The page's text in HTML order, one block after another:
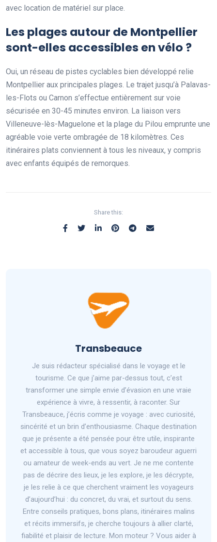
avec location de matériel sur place.
Les plages autour de Montpellier
sont-elles accessibles en vélo ?
Oui, un réseau de pistes cyclables bien développé relie
Montpellier aux principales plages. Le trajet jusqu’à Palavas-
les-Flots ou Carnon s’effectue entièrement sur voie
sécurisée en 30-45 minutes environ. La liaison vers
Villeneuve-lès-Maguelone et la plage du Pilou emprunte une
agréable voie verte ombragée de 18 kilomètres. Ces
itinéraires plats conviennent à tous les niveaux, y compris
avec enfants équipés de remorques.
Share this:
Transbeauce
Je suis rédacteur spécialisé dans le voyage et le
tourisme. Ce que j’aime par-dessus tout, c’est
transformer une simple envie d’évasion en une vraie
expérience à vivre, à ressentir, à raconter. Sur
Transbeauce, j’écris comme je voyage : avec curiosité,
sincérité et un brin d’enthousiasme. Chaque destination
que je présente a été pensée pour être utile, inspirante
et accessible à tous, que vous soyez baroudeur aguerri
ou amateur de week-ends au vert. Je ne me contente
pas de décrire des lieux, je les explore, je les décrypte,
je les relie à ce que cherchent vraiment les voyageurs
d’aujourd’hui : du concret, du vrai, et surtout du sens.
Entre conseils pratiques, bons plans, itinéraires malins
et récits immersifs, je cherche toujours à allier clarté,
fiabilité et plaisir de lecture. Mon moteur ? Vous aider à